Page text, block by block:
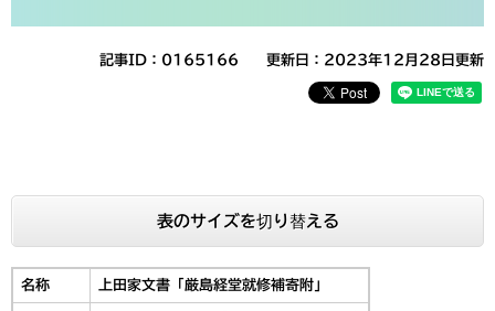
記事ID：0165166 更新日：2023年12月28日更新
表のサイズを切り替える
名称 上田家文書「厳島経堂就修補寄附」